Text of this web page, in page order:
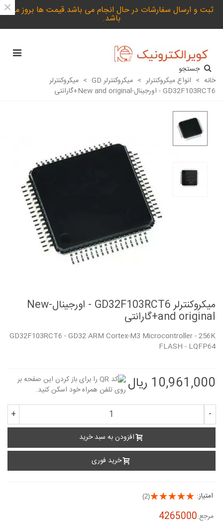
ثبت و ارسال سفارشات در حال انجام می باشد.قیمت ها بروز می
باشد.
×
جستجو
خانه > انواع میکروکنترلر > میکروکنترلر GD > میکروکنترلر
GD32F103RCT6 - اورجینال-New and original+گارانتی
میکروکنترلر GD32F103RCT6 - اورجینال-New
and original+گارانتی
GD32F103RCT6 - GD32 ARM Cortex-M3 Microcontroller - 256K
FLASH - LQFP64
10,961,000 ریال
-
+
افزودن به سبد خرید
خرید فوری
امتیاز: (2)
مرجع:4265000